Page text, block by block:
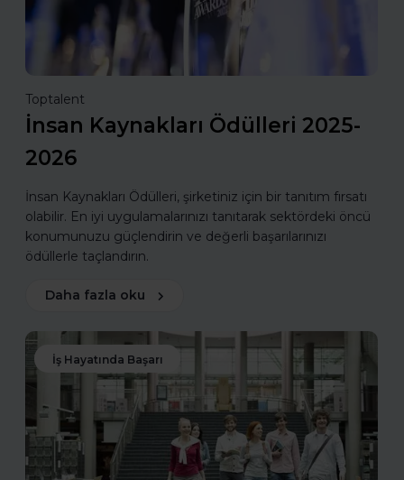
Toptalent
İnsan Kaynakları Ödülleri 2025-
2026
İnsan Kaynakları Ödülleri, şirketiniz için bir tanıtım fırsatı
olabilir. En iyi uygulamalarınızı tanıtarak sektördeki öncü
konumunuzu güçlendirin ve değerli başarılarınızı
ödüllerle taçlandırın.
Daha fazla oku
İş Hayatında Başarı